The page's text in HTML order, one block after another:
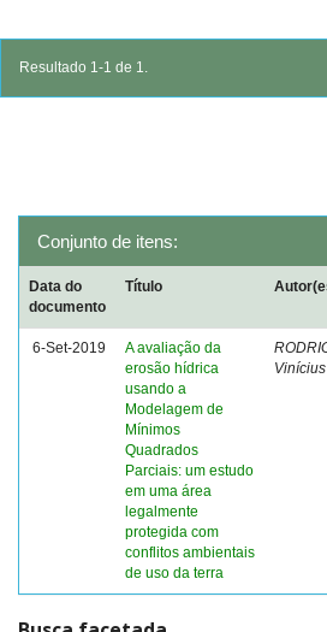
Resultado 1-1 de 1.
Conjunto de itens:
Data do
documento
Título
6-Set-2019
A avaliação da
erosão hídrica
usando a
Modelagem de
Mínimos
Quadrados
Parciais: um estudo
em uma área
legalmente
protegida com
conflitos ambientais
de uso da terra